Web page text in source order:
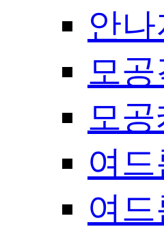
안
모
모공
여
여